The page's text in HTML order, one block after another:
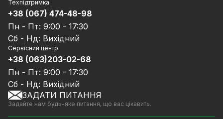
Комплекти відеоспостереження
СКУД
Джерела живлення
Мережеве обладнання
Ноутбуки та комп'ютери
Аксесуари
Акції
Знижені в ціні товари
GreenVision знижки
Блог
Доставка та оплата
Гарантія та Сервісне обслуговування
Політика конфіденційності
Договір публічної оферти
Співпраця
Послуги
Калькулятор розрахунку обсягу HDD
Техпідтримка
+38 (067) 474-48-98
Пн - Пт: 9:00 - 17:30
Сб - Нд: Вихідний
Сервісний центр
+38 (063)203-02-68
Пн - Пт: 9:00 - 17:30
Сб - Нд: Вихідний
ЗАДАТИ ПИТАННЯ
Задайте нам будь-яке питання, що вас цікавить.